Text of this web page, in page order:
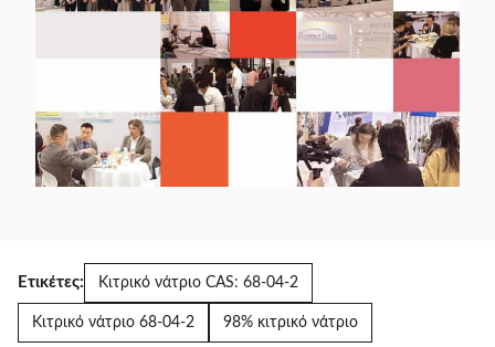
Ετικέτες: Κιτρικό νάτριο CAS: 68-04-2
Κιτρικό νάτριο 68-04-2 98% κιτρικό νάτριο